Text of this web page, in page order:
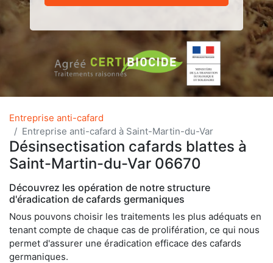
Entreprise anti-cafard
Entreprise anti-cafard à Saint-Martin-du-Var
Désinsectisation cafards blattes à
Saint-Martin-du-Var 06670
Découvrez les opération de notre structure
d'éradication de cafards germaniques
Nous pouvons choisir les traitements les plus adéquats en
tenant compte de chaque cas de prolifération, ce qui nous
permet d'assurer une éradication efficace des cafards
germaniques.